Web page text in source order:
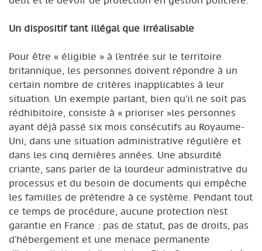
Un dispositif tant illégal que irréalisable
Pour être « éligible » à l’entrée sur le territoire
britannique, les personnes doivent répondre à un
certain nombre de critères inapplicables à leur
situation. Un exemple parlant, bien qu’il ne soit pas
rédhibitoire, consiste à « prioriser »les personnes
ayant déjà passé six mois consécutifs au Royaume-
Uni, dans une situation administrative régulière et
dans les cinq dernières années. Une absurdité
criante, sans parler de la lourdeur administrative du
processus et du besoin de documents qui empêche
les familles de prétendre à ce système. Pendant tout
ce temps de procédure, aucune protection n’est
garantie en France : pas de statut, pas de droits, pas
d’hébergement et une menace permanente